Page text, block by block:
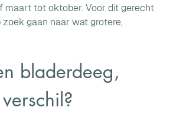
maart tot oktober. Voor dit gerecht
gaan naar wat grotere,
bladerdeeg,